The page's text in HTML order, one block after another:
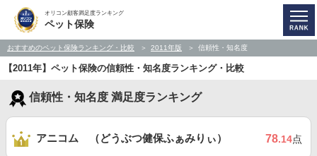
オリコン顧客満足度ランキング
ペット保険
おすすめのペット保険ランキング・比較 2011年版 信頼性・知名度
【2011年】ペット保険の信頼性・知名度ランキング・比較
信頼性・知名度 満足度ランキング
アニコム （どうぶつ健保ふぁみりぃ） 78.14点